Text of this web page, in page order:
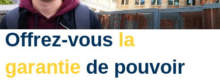
Offrez-vous la
garantie de pouvoir